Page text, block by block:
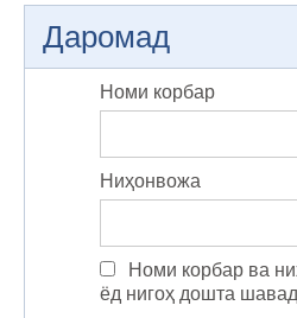
Даромад
Номи корбар
Ниҳонвожа
Номи корбар ва
ёд нигоҳ дошта шавад